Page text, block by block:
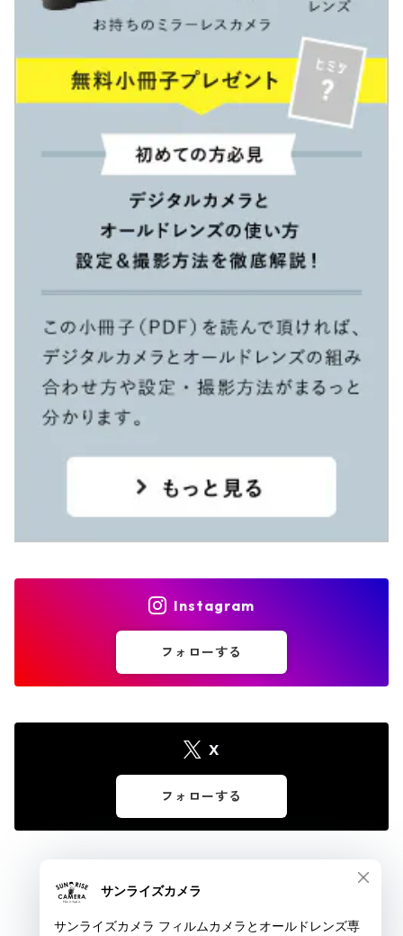
Instagram
フォローする
X
フォローする
© サンライズカメラ フィルムカメラとオールドレンズ専門店